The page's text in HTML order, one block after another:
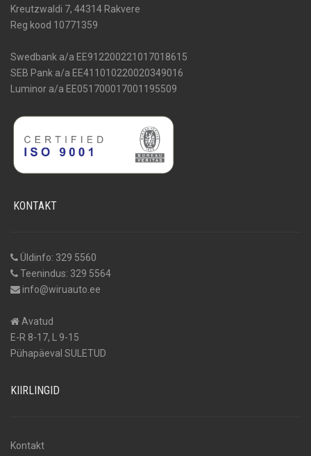
Kreutzwaldi 7, 44314 Rakvere
Reg kood 10771359
Swedbank a/a EE912200221017018615
SEB Pank a/a EE411010220020349016
Luminor a/a EE051700017001195509
KONTAKT
Üldinfo: 329 5560
Teenindus: 329 5564
info@wiruauto.ee
Avatud
E-R 8-17, L 9-15
Pühapäeval SULETUD
KIIRLINGID
Kontakt